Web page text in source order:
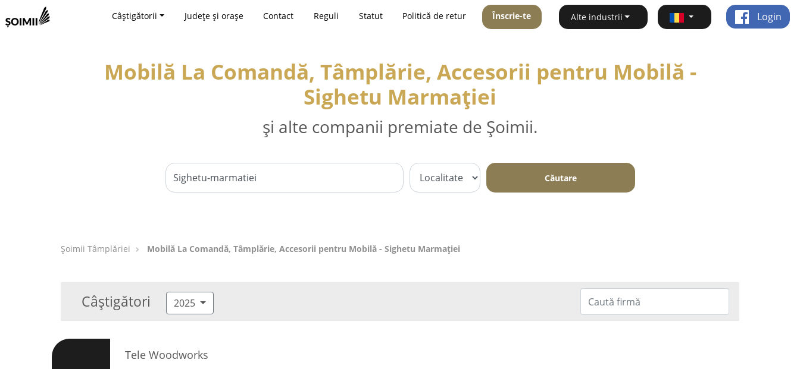
Câștigătorii Județe și orașe Contact Reguli Statut Politică de retur Înscrie-te Alte industrii Login
Mobilă La Comandă, Tâmplărie, Accesorii pentru Mobilă -
Sighetu Marmaţiei
și alte companii premiate de Șoimii.
Căutare
Șoimii Tâmplăriei Mobilă La Comandă, Tâmplărie, Accesorii pentru Mobilă - Sighetu Marmaţiei
Câștigători 2025
Tele Woodworks